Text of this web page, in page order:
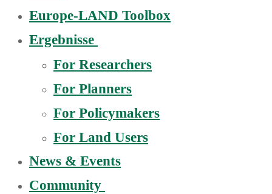
Europe-LAND Toolbox
Ergebnisse
For Researchers
For Planners
For Policymakers
For Land Users
News & Events
Community